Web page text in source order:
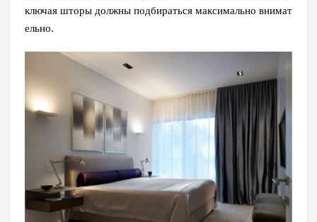
ключая шторы должны подбираться максимально внимат
ельно.